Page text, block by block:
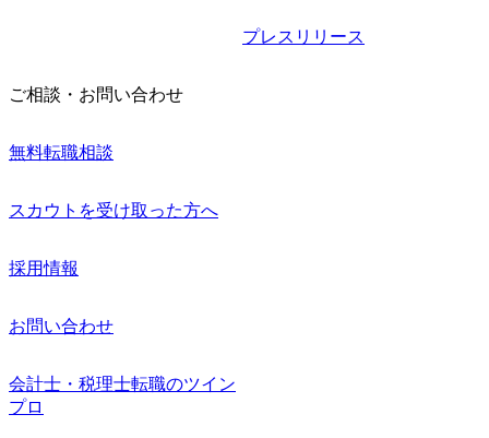
プレスリリース
ご相談・お問い合わせ
無料転職相談
スカウトを受け取った方へ
採用情報
お問い合わせ
会計士・税理士転職のツイン
プロ